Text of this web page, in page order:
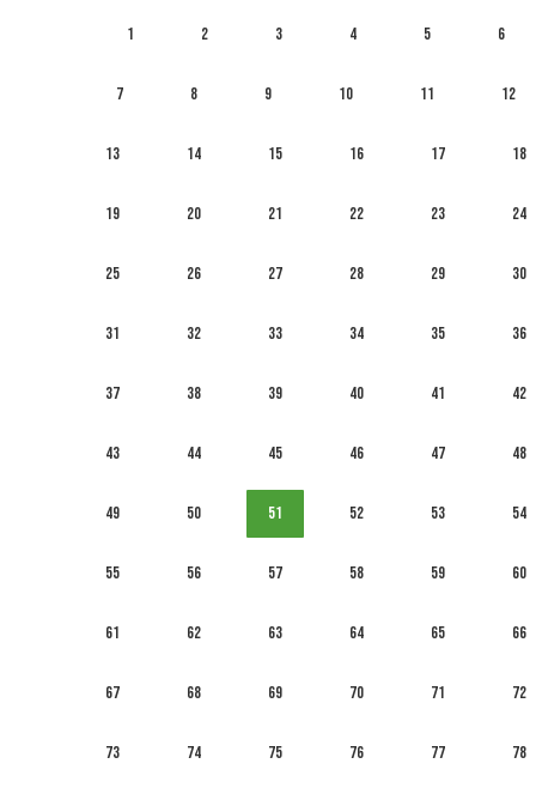
1 2 3 4 5 6
7 8 9 10 11 12
13 14 15 16 17 18
19 20 21 22 23 24
25 26 27 28 29 30
31 32 33 34 35 36
37 38 39 40 41 42
43 44 45 46 47 48
49 50 51 52 53 54
55 56 57 58 59 60
61 62 63 64 65 66
67 68 69 70 71 72
73 74 75 76 77 78